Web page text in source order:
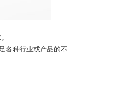
各种行业或产品的不